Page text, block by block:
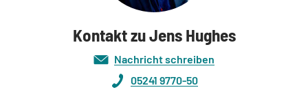
Kontakt zu Jens Hughes
Nachricht schreiben
05241 9770-50